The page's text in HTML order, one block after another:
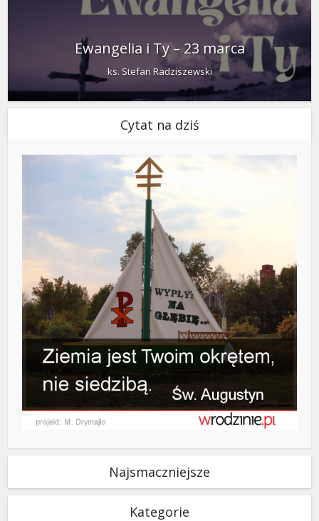
Ewangelia i Ty – 23 marca
ks. Stefan Radziszewski
Cytat na dziś
Najsmaczniejsze
Kategorie